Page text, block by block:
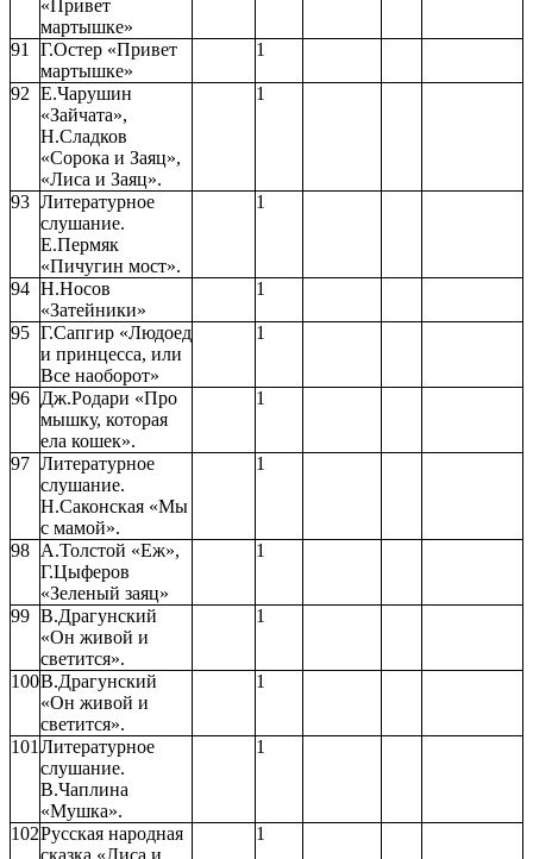
«Привет
мартышке»
91
Г.Остер «Привет
мартышке»
1
92 Е.Чарушин
«Зайчата»,
Н.Сладков
«Сорока и Заяц»,
«Лиса и Заяц».
1
93 Литературное
слушание.
Е.Пермяк
«Пичугин мост».
1
94 Н.Носов
«Затейники»
1
95 Г.Сапгир «Людоед
и принцесса, или
Все наоборот»
1
96 Дж.Родари «Про
мышку, которая
ела кошек».
1
97 Литературное
слушание.
Н.Саконская «Мы
с мамой».
1
98 А.Толстой «Еж»,
Г.Цыферов
«Зеленый заяц»
1
99 В.Драгунский
«Он живой и
светится».
1
100В.Драгунский
«Он живой и
светится».
1
101 Литературное
слушание.
В.Чаплина
«Мушка».
1
102Русская народная
сказка «Лиса и
1